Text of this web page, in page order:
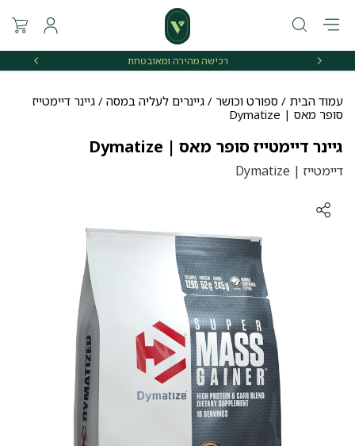
רכישה מהירה ומאובטחת
עמוד הבית / ספורט וכושר / גיינרים לעליה במסה / גיינר דיימטייז
סופר מאס | Dymatize
גיינר דיימטייז סופר מאס | Dymatize
דיימטייז | Dymatize